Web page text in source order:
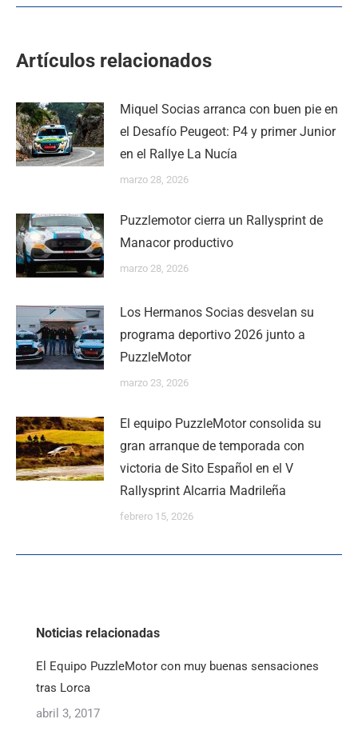
Artículos relacionados
Miquel Socias arranca con buen pie en
el Desafío Peugeot: P4 y primer Junior
en el Rallye La Nucía
marzo 28, 2026
Puzzlemotor cierra un Rallysprint de
Manacor productivo
marzo 28, 2026
Los Hermanos Socias desvelan su
programa deportivo 2026 junto a
PuzzleMotor
marzo 23, 2026
El equipo PuzzleMotor consolida su
gran arranque de temporada con
victoria de Sito Español en el V
Rallysprint Alcarria Madrileña
febrero 15, 2026
Noticias relacionadas
El Equipo PuzzleMotor con muy buenas sensaciones
tras Lorca
abril 3, 2017